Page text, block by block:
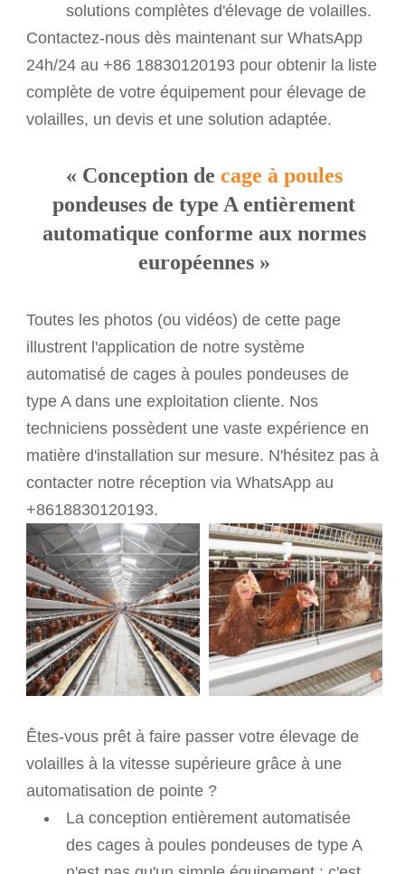
solutions complètes d'élevage de volailles.
Contactez-nous dès maintenant sur WhatsApp
24h/24 au +86 18830120193 pour obtenir la liste
complète de votre équipement pour élevage de
volailles, un devis et une solution adaptée.
« Conception de cage à poules
pondeuses de type A entièrement
automatique conforme aux normes
européennes»
Toutes les photos (ou vidéos) de cette page
illustrent l'application de notre système
automatisé de cages à poules pondeuses de
type A dans une exploitation cliente. Nos
techniciens possèdent une vaste expérience en
matière d'installation sur mesure. N'hésitez pas à
contacter notre réception via WhatsApp au
+8618830120193.
Êtes-vous prêt à faire passer votre élevage de
volailles à la vitesse supérieure grâce à une
automatisation de pointe ?
La conception entièrement automatisée
des cagesà poules pondeuses de type A